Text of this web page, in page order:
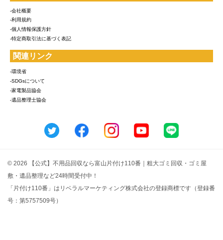
-会社概要
-利用規約
-個人情報保護方針
-特定商取引法に基づく表記
関連リンク
-環境省
-SDGsについて
-家電製品協会
-遺品整理士協会
© 2026 【公式】不用品回収なら富山片付け110番｜粗大ゴミ回収・ゴミ屋
敷・遺品整理など24時間受付中！
「片付け110番」はリベラルマーケティング株式会社の登録商標です（登録番
号：第5757509号）